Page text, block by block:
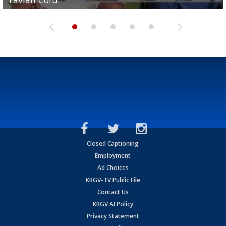
Closed Captioning
Employment
Ad Choices
KRGV-TV Public File
Contact Us
KRGV AI Policy
Privacy Statement